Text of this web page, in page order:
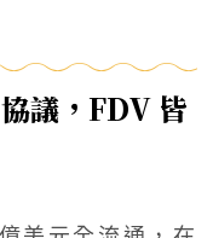
議，FDV 皆